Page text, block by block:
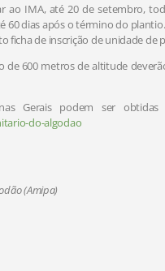
IMA, até 20 de setembro,
dias após o término do
ficha de inscrição de unidade de
de 600 metros de altitude
Gerais podem ser
do-algodao
(Amipa)